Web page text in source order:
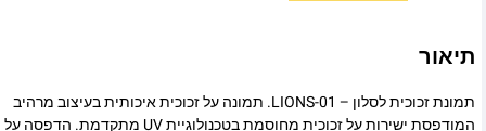
תיאור
תמונת זכוכית לסלון – LIONS-01. תמונה על זכוכית איכותית בעיצוב מרהיב
המודפסת ישירות על זכוכית מחוסמת בטכנולוגיית UV מתקדמת. הדפסה על